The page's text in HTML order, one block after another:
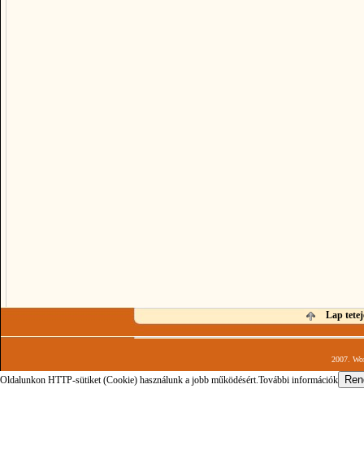
Lap
2007.
Oldalunkon HTTP-sütiket (Cookie) használunk a jobb működésért.További információk